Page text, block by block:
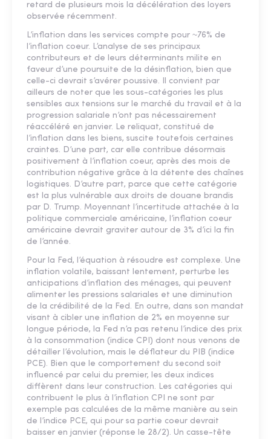
retard de plusieurs mois la décélération des loyers
observée récemment.
L’inflation dans les services compte pour ~76% de
l’inflation coeur. L’analyse de ses principaux
contributeurs et de leurs déterminants milite en
faveur d’une poursuite de la désinflation, bien que
celle-ci devrait s’avérer poussive. Il convient par
ailleurs de noter que les sous-catégories les plus
sensibles aux tensions sur le marché du travail et à la
progression salariale n’ont pas nécessairement
réaccéléré en janvier. Le reliquat, constitué de
l’inflation dans les biens, suscite toutefois certaines
craintes. D’une part, car elle contribue désormais
positivement à l’inflation coeur, après des mois de
contribution négative grâce à la détente des chaînes
logistiques. D’autre part, parce que cette catégorie
est la plus vulnérable aux droits de douane brandis
par D. Trump. Moyennant l’incertitude attachée à la
politique commerciale américaine, l’inflation coeur
américaine devrait graviter autour de 3% d’ici la fin
de l’année.
Pour la Fed, l’équation à résoudre est complexe. Une
inflation volatile, baissant lentement, perturbe les
anticipations d’inflation des ménages, qui peuvent
alimenter les pressions salariales et une diminution
de la crédibilité de la Fed. En outre, dans son mandat
visant à cibler une inflation de 2% en moyenne sur
longue période, la Fed n’a pas retenu l’indice des prix
à la consommation (indice CPI) dont nous venons de
détailler l’évolution, mais le déflateur du PIB (indice
PCE). Bien que le comportement du second soit
influencé par celui du premier, les deux indices
diffèrent dans leur construction. Les catégories qui
contribuent le plus à l’inflation CPI ne sont par
exemple pas calculées de la même manière au sein
de l’indice PCE, qui pour sa partie coeur devrait
baisser en janvier (réponse le 28/2). Un casse-tête